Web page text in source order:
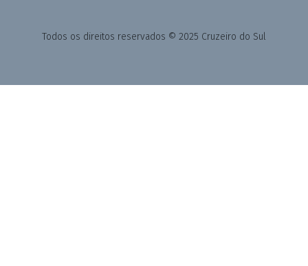
Todos os direitos reservados © 2025 Cruzeiro do Sul